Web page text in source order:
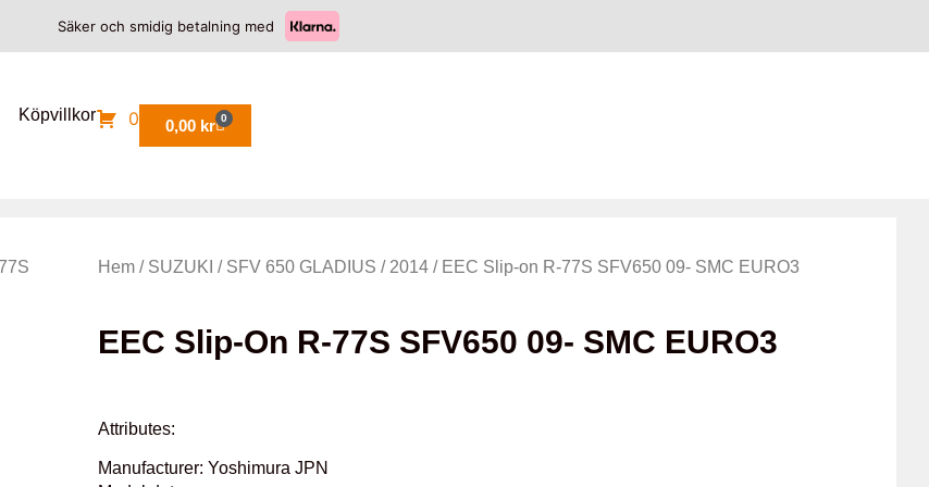
Säker och smidig betalning med
Köpvillkor 0 0,00 kr 0
Hem / SUZUKI / SFV 650 GLADIUS / 2014 / EEC Slip-on R-77S SFV650 09- SMC EURO3
EEC Slip-On R-77S SFV650 09- SMC EURO3
Attributes:
Manufacturer: Yoshimura JPN